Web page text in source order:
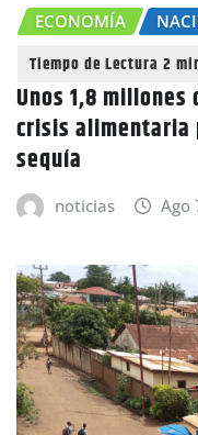
ECONOMÍA
Unos 1,8
crisis alimentaria
sequía
noticias Ago